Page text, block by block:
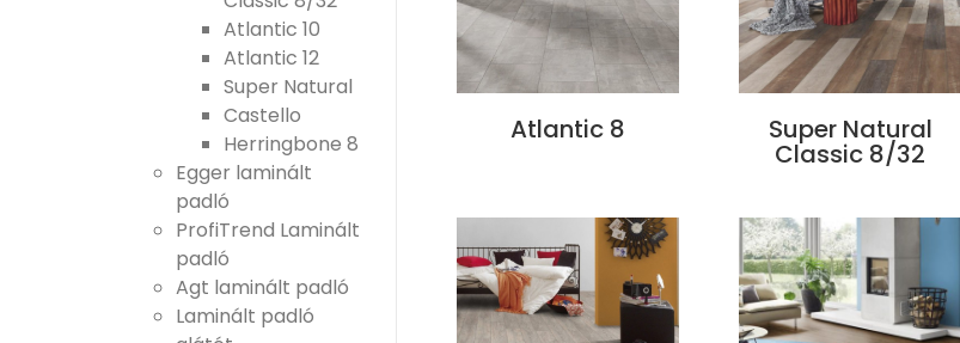
Atlantic 10
Atlantic 12
Super Natural
Castello
Herringbone 8
Egger laminált
padló
ProfiTrend Laminált
padló
Agt laminált padló
Laminált padló
Atlantic 8 Super Natural
Classic 8/32